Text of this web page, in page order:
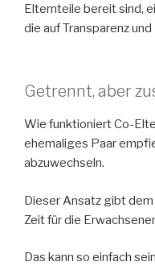
Elternteile bereit sind,
die auf Transparenz
Getrennt, aber
Wie funktioniert Co-
ehemaliges Paar
abzuwechseln.
Dieser Ansatz gibt
Zeit für die
Das kann so einfach